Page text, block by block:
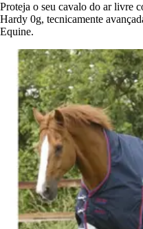
Proteja o seu cavalo do ar livre
Hardy 0g, tecnicamente
Equine.